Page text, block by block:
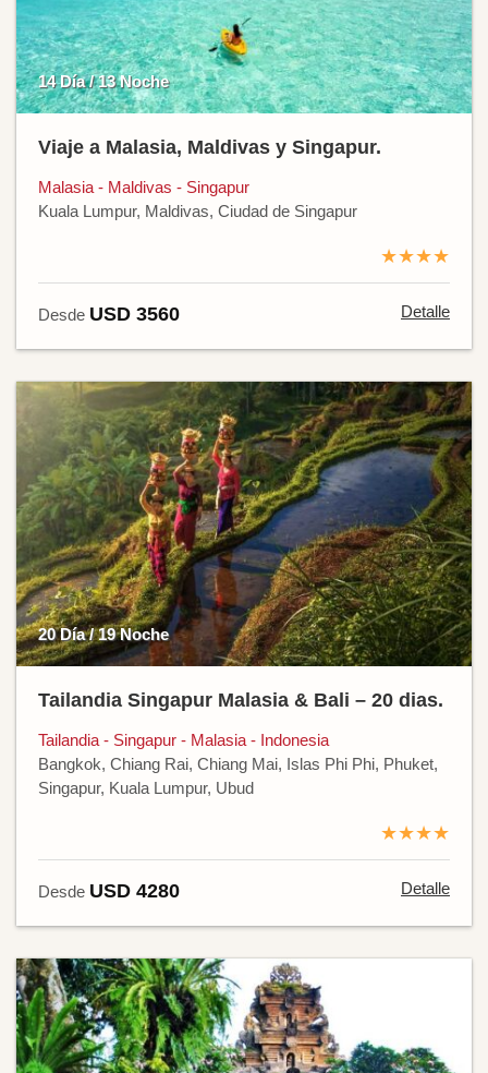
14 Día / 13 Noche
Viaje a Malasia, Maldivas y Singapur.
Malasia - Maldivas - Singapur
Kuala Lumpur, Maldivas, Ciudad de Singapur
★★★★
Desde USD 3560 Detalle
20 Día / 19 Noche
Tailandia Singapur Malasia & Bali – 20 dias.
Tailandia - Singapur - Malasia - Indonesia
Bangkok, Chiang Rai, Chiang Mai, Islas Phi Phi, Phuket,
Singapur, Kuala Lumpur, Ubud
★★★★
Desde USD 4280 Detalle